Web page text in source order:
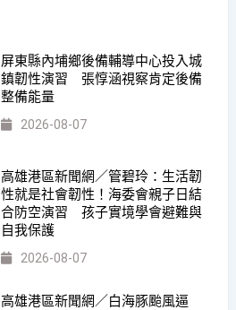
屏東縣內埔鄉後備輔導中心投入城
鎮韌性演習 張惇涵視察肯定後備
整備能量
2026-08-07
高雄港區新聞網／管碧玲：生活韌
性就是社會韌性！海委會親子日結
合防空演習 孩子實境學會避難與
自我保護
2026-08-07
高雄港區新聞網／白海豚颱風逼